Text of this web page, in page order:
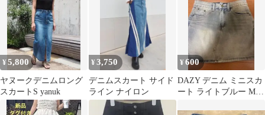
¥5,800
ヤヌークデニムロング
スカートS yanuk
¥3,750
デニムスカート サイド
ライン ナイロン
¥600
DAZY デニム ミニスカ
ート ライトブルー Mサ